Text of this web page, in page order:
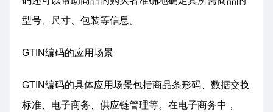
型号、尺寸、包装等信息。
GTIN编码的应用场景
GTIN编码的具体应用场景包括商品条形码、数据交换
标准、电子商务、供应链管理等。在电子商务中，